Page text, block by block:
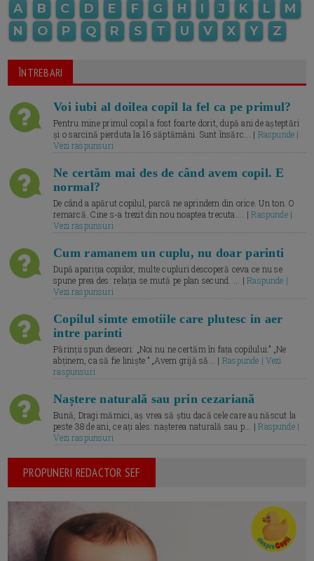
A B C D E F G H I J K L
M
N
O P Q R S T U V X Y Z
ÎNTREBARI
Voi iubi al doilea copil la fel ca pe primul?
Pentru mine primul copil a fost foarte dorit, după ani de așteptări
și o sarcină pierduta la 16 săptămâni. Sunt însărc... | Raspunde |
Vezi raspunsuri
Ne certăm mai des de când avem copil. E
normal?
De când a apărut copilul, parcă ne aprindem din orice. Un ton. O
remarcă. Cine s-a trezit din nou noaptea trecuta.... |Raspunde |
Vezi raspunsuri
Cum ramanem un cuplu, nu doar parinti
După apariția copiilor, multe cupluri descoperă ceva ce nu se
spune prea des: relația se mută pe plan secund. ... |Raspunde |
Vezi raspunsuri
Copilul simte emotiile care plutesc in aer
intre parinti
Părinții spun deseori: „Noi nu ne certăm în fața copilului.” „Ne
abținem, ca să fie liniște.” „Avem grijă să... | Raspunde | Vezi
raspunsuri
Naștere naturală sau prin cezariană
Bună, Dragi mămici, aș vrea să știu dacă cele care au născut la
peste 38 de ani, ce ați ales: nașterea naturală sau p... |Raspunde |
Vezi raspunsuri
PROPUNERI REDACTOR SEF